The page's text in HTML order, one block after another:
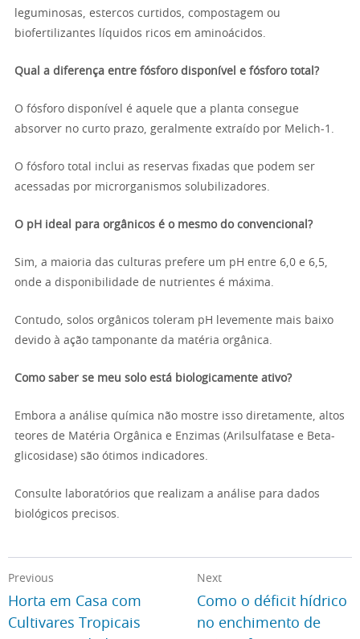
leguminosas, estercos curtidos, compostagem ou
biofertilizantes líquidos ricos em aminoácidos.
Qual a diferença entre fósforo disponível e fósforo total?
O fósforo disponível é aquele que a planta consegue
absorver no curto prazo, geralmente extraído por Melich-1.
O fósforo total inclui as reservas fixadas que podem ser
acessadas por microrganismos solubilizadores.
O pH ideal para orgânicos é o mesmo do convencional?
Sim, a maioria das culturas prefere um pH entre 6,0 e 6,5,
onde a disponibilidade de nutrientes é máxima.
Contudo, solos orgânicos toleram pH levemente mais baixo
devido à ação tamponante da matéria orgânica.
Como saber se meu solo está biologicamente ativo?
Embora a análise química não mostre isso diretamente, altos
teores de Matéria Orgânica e Enzimas (Arilsulfatase e Beta-
glicosidase) são ótimos indicadores.
Consulte laboratórios que realizam a análise para dados
biológicos precisos.
Previous
Horta em Casa com
Cultivares Tropicais
Next
Como o déficit hídrico
no enchimento de